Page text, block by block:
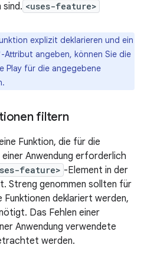
<uses-feature>
explizit deklarieren und ein
-Attribut angeben, können Sie die
Play für die angegebene
filtern
Funktion, die für die
Anwendung erforderlich
feature> -Element in der
Streng genommen sollten für
Funktionen deklariert werden,
Das Fehlen einer
Anwendung verwendete
werden.